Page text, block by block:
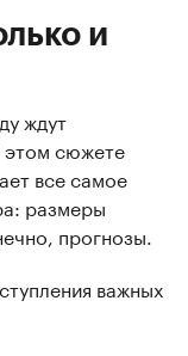
и
ждут
этом сюжете
все самое
размеры
прогнозы.
важных